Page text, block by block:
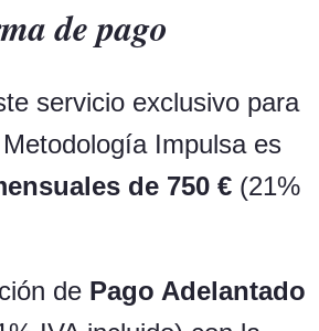
de pago
servicio exclusivo para
Impulsa es
de 750 € (21%
de Pago Adelantado